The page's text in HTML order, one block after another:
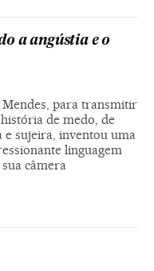
a angústia e o
Mendes, para transmitir
de medo, de
e sujeira, inventou uma
linguagem
câmera